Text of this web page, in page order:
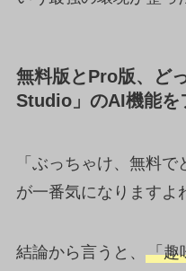
無料版とPro版、ど
Studio」のAI機能を
「ぶっちゃけ、無料
が一番気になりますよ
結論から言うと、 「趣